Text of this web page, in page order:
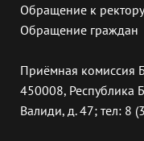
Обращение к ректору
Обращение граждан
Приёмная комиссия
450008, Республика
Валиди, д. 47; тел: 8